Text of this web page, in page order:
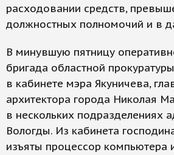
расходовании средств,
должностных полномочий и в
В минувшую пятницу
бригада областной
в кабинете мэра Якуничева,
архитектора города Николая
в нескольких подразделениях
Вологды. Из кабинета
изъяты процессор компьютера